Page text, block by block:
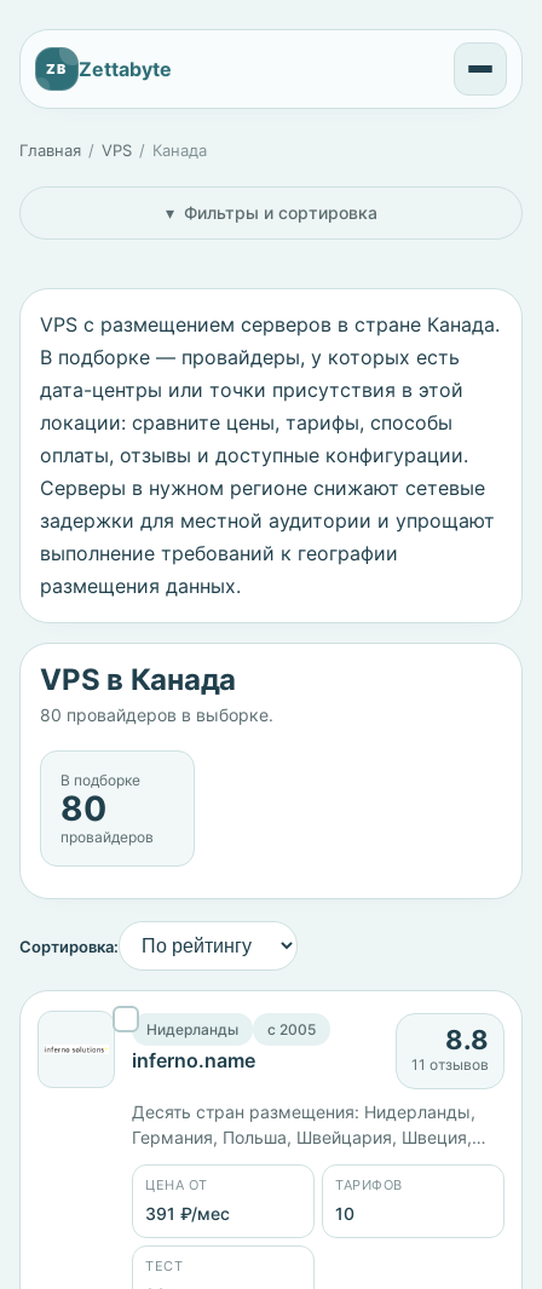
ZB Zettabyte
Главная VPS Канада
Фильтры и сортировка
VPS с размещением серверов в стране Канада.
В подборке — провайдеры, у которых есть
дата-центры или точки присутствия в этой
локации: сравните цены, тарифы, способы
оплаты, отзывы и доступные конфигурации.
Серверы в нужном регионе снижают сетевые
задержки для местной аудитории и упрощают
выполнение требований к географии
размещения данных.
VPS в Канада
80 провайдеров в выборке.
В подборке
80
провайдеров
Сортировка:
Нидерланды c 2005
inferno.name
8.8
11 отзывов
Десять стран размещения: Нидерланды,
Германия, Польша, Швейцария, Швеция,
Эстония, Украина, Россия, США и Канада.
Панелей шесть, среди них aaPanel и
HestiaCP. Линейка Linux SSD VPS идёт от
Lite за 391 ₽/мес до Elite с 6 ядрами и 16 ГБ
памяти за 4695 ₽/мес. Оплата картой,
ЦЕНА ОТ
391 ₽/мес
ТАРИФОВ
10
ТЕСТ